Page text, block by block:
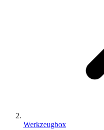
Werkzeugbox